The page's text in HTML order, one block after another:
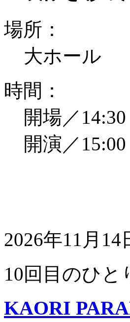
場所：
大ホール
時間：
開場／14:30
開演／15:00
2026年11月14
10回目のひと
KAORI